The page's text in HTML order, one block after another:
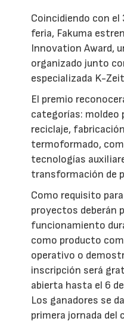
Coincidiendo con el
feria, Fakuma
Innovation Award,
organizado junto
especializada K-
El premio
categorías: moldeo
reciclaje,
termoformado,
tecnologías
transformación de
Como requisito
proyectos deberán
funcionamiento
como producto
operativo o
inscripción será
abierta hasta el 6
Los ganadores se
primera jornada del